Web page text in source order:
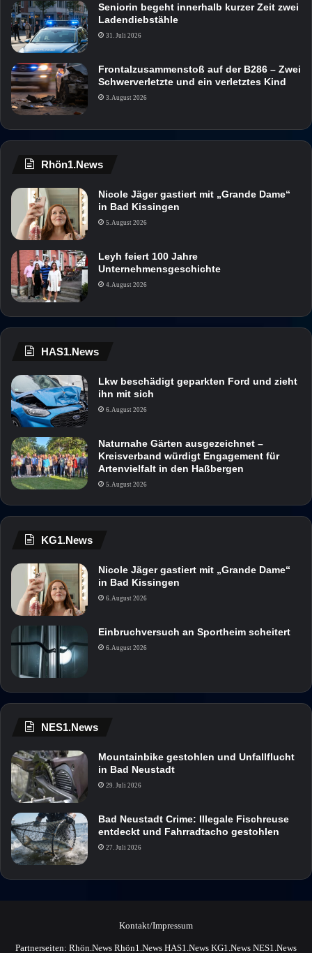
Seniorin begeht innerhalb kurzer Zeit zwei
Ladendiebstähle
31. Juli 2026
Frontalzusammenstoß auf der B286 – Zwei
Schwerverletzte und ein verletztes Kind
3. August 2026
Rhön1.News
Nicole Jäger gastiert mit „Grande Dame“
in Bad Kissingen
5. August 2026
Leyh feiert 100 Jahre
Unternehmensgeschichte
4. August 2026
HAS1.News
Lkw beschädigt geparkten Ford und zieht
ihn mit sich
6. August 2026
Naturnahe Gärten ausgezeichnet –
Kreisverband würdigt Engagement für
Artenvielfalt in den Haßbergen
5. August 2026
KG1.News
Nicole Jäger gastiert mit „Grande Dame“
in Bad Kissingen
6. August 2026
Einbruchversuch an Sportheim scheitert
6. August 2026
NES1.News
Mountainbike gestohlen und Unfallflucht
in Bad Neustadt
29. Juli 2026
Bad Neustadt Crime: Illegale Fischreuse
entdeckt und Fahrradtacho gestohlen
27. Juli 2026
Kontakt/Impressum
Partnerseiten: Rhön.News Rhön1.News HAS1.News KG1.News NES1.News